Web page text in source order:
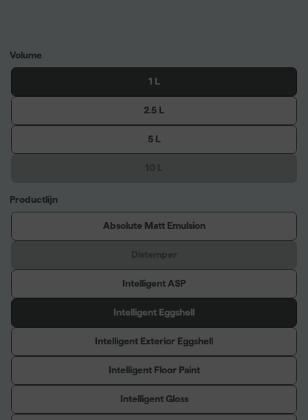
Volume
1 L
2.5 L
5 L
Productlijn
Absolute Matt Emulsion
Intelligent ASP
Intelligent Eggshell
Intelligent Exterior Eggshell
Intelligent Floor Paint
Intelligent Gloss